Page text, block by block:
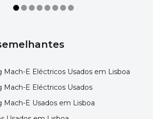
Mach-E Eléctricos Usados em Lisboa
Mach-E Eléctricos Usados
Mach-E Usados em Lisboa